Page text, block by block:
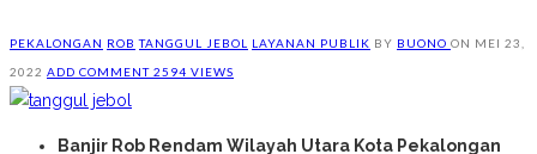
PEKALONGAN ROB TANGGUL JEBOL LAYANAN PUBLIK BY BUONO ON MEI 23,
2022 ADD COMMENT 2594 VIEWS
Banjir Rob Rendam Wilayah Utara Kota Pekalongan